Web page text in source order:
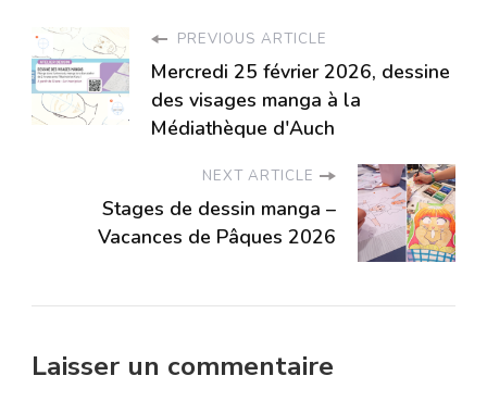
PREVIOUS ARTICLE
Mercredi 25 février 2026, dessine
des visages manga à la
Médiathèque d'Auch
NEXT ARTICLE
Stages de dessin manga –
Vacances de Pâques 2026
Laisser un commentaire